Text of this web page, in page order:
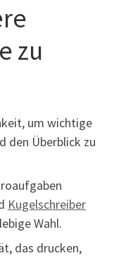
zu
um wichtige
den Überblick zu
Kugelschreiber
Wahl.
das drucken,